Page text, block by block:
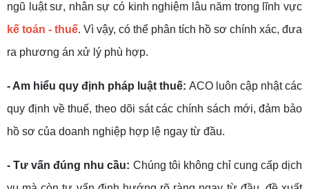
ngũ luật sư, nhân sự có kinh nghiệm lâu năm trong lĩnh vực
kế toán - thuế. Vì vậy, có thể phân tích hồ sơ chính xác, đưa
ra phương án xử lý phù hợp.
- Am hiểu quy định pháp luật thuế: ACO luôn cập nhật các
quy định về thuế, theo dõi sát các chính sách mới, đảm bảo
hồ sơ của doanh nghiệp hợp lệ ngay từ đầu.
- Tư vấn đúng nhu cầu: Chúng tôi không chỉ cung cấp dịch